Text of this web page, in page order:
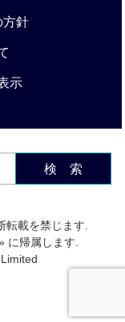
方針
示
検 索
転載を禁じます.
に帰属します.